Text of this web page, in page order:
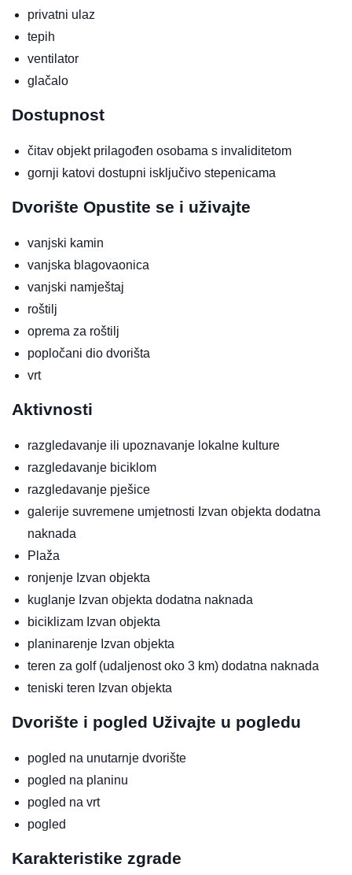
privatni ulaz
tepih
ventilator
glačalo
Dostupnost
čitav objekt prilagođen osobama s invaliditetom
gornji katovi dostupni isključivo stepenicama
Dvorište Opustite se i uživajte
vanjski kamin
vanjska blagovaonica
vanjski namještaj
roštilj
oprema za roštilj
popločani dio dvorišta
vrt
Aktivnosti
razgledavanje ili upoznavanje lokalne kulture
razgledavanje biciklom
razgledavanje pješice
galerije suvremene umjetnosti Izvan objekta dodatna
naknada
Plaža
ronjenje Izvan objekta
kuglanje Izvan objekta dodatna naknada
biciklizam Izvan objekta
planinarenje Izvan objekta
teren za golf (udaljenost oko 3 km) dodatna naknada
teniski teren Izvan objekta
Dvorište i pogled Uživajte u pogledu
pogled na unutarnje dvorište
pogled na planinu
pogled na vrt
pogled
Karakteristike zgrade